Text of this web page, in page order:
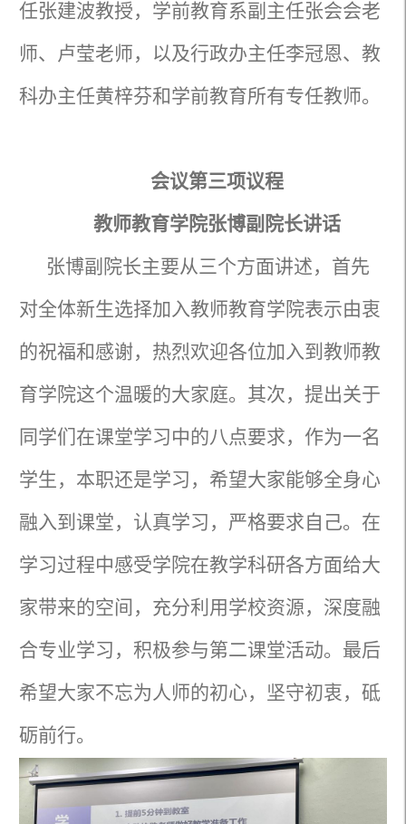
任张建波教授，学前教育系副主任张会会老
师、卢莹老师，以及行政办主任李冠恩、教
科办主任黄梓芬和学前教育所有专任教师。
会议第三项议程
教师教育学院张博副院长讲话
张博副院长主要从三个方面讲述，首先
对全体新生选择加入教师教育学院表示由衷
的祝福和感谢，热烈欢迎各位加入到教师教
育学院这个温暖的大家庭。其次，提出关于
同学们在课堂学习中的八点要求，作为一名
学生，本职还是学习，希望大家能够全身心
融入到课堂，认真学习，严格要求自己。在
学习过程中感受学院在教学科研各方面给大
家带来的空间，充分利用学校资源，深度融
合专业学习，积极参与第二课堂活动。最后
希望大家不忘为人师的初心，坚守初衷，砥
砺前行。